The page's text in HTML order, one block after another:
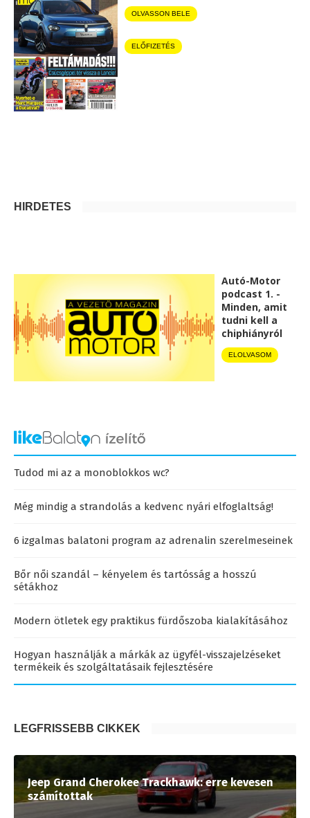
OLVASSON BELE
ELŐFIZETÉS
HIRDETÉS
Autó-Motor
podcast 1. -
Minden, amit
tudni kell a
chiphiányról
ELOLVASOM
Tudod mi az a monoblokkos wc?
Még mindig a strandolás a kedvenc nyári elfoglaltság!
6 izgalmas balatoni program az adrenalin szerelmeseinek
Bőr női szandál – kényelem és tartósság a hosszú
sétákhoz
Modern ötletek egy praktikus fürdőszoba kialakításához
Hogyan használják a márkák az ügyfél-visszajelzéseket
termékeik és szolgáltatásaik fejlesztésére
LEGFRISSEBB CIKKEK
Jeep Grand Cherokee Trackhawk: erre kevesen
számítottak